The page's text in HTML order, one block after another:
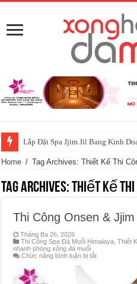
Lắp Đặt Spa Jjim Jil Bang Kinh
Home / Tag Archives: Thiết Kế Thi
Tag Archives:Thiết Kế Thi
Thi Công Onsen &
Tháng Ba 26, 2026
Thi Công Spa Đá Muối Himalaya ,Thiết
nhanh phòng xông đá muối
Chức năng bình luận bị tắtở